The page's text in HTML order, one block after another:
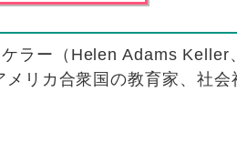
ラー（Helen Adams
リカ合衆国の教育家、社